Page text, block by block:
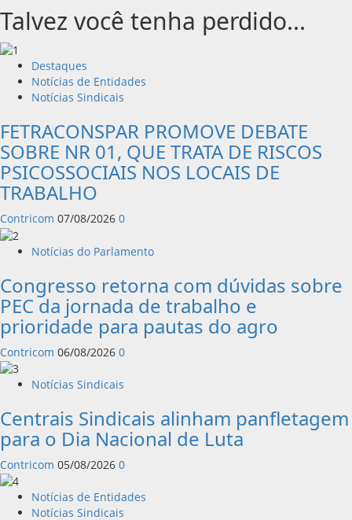
Talvez você tenha perdido...
Destaques
Notícias de Entidades
Notícias Sindicais
FETRACONSPAR PROMOVE DEBATE
SOBRE NR 01, QUE TRATA DE RISCOS
PSICOSSOCIAIS NOS LOCAIS DE
TRABALHO
Contricom 07/08/2026 0
Notícias do Parlamento
Congresso retorna com dúvidas sobre
PEC da jornada de trabalho e
prioridade para pautas do agro
Contricom 06/08/2026 0
Notícias Sindicais
Centrais Sindicais alinham panfletagem
para o Dia Nacional de Luta
Contricom 05/08/2026 0
Notícias de Entidades
Notícias Sindicais